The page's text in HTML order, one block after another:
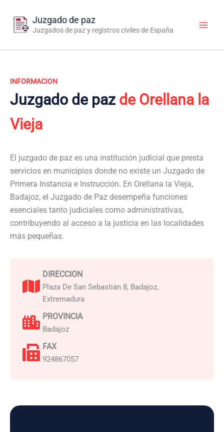
contenido
Juzgado de paz
Juzgados de paz y registros civiles de España
INFORMACION
Juzgado de paz de Orellana la
Vieja
El juzgado de paz es una institución judicial que presta
servicios en municipios donde no existe un Juzgado de
Primera Instancia e Instrucción. En Orellana la Vieja,
Badajoz, el Juzgado de Paz desempeña funciones
esenciales tanto judiciales como administrativas,
contribuyendo al acceso a la justicia en las localidades
más pequeñas.
DIRECCION
Plaza De San Sebastián 8, Badajoz,
Extremadura
PROVINCIA
Badajoz
FAX
924867057